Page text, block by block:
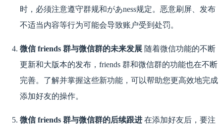
时，必须注意遵守群规和があness规定。恶意刷屏、发布
不适当内容等行为可能会导致账户受到处罚。
微信 friends 群与微信群的未来发展 随着微信功能的不断
更新和大版本的发布，friends 群和微信群的功能也在不断
完善。了解并掌握这些新功能，可以帮助您更高效地完成
添加好友的操作。
微信 friends 群与微信群的后续跟进 在添加好友后，要注